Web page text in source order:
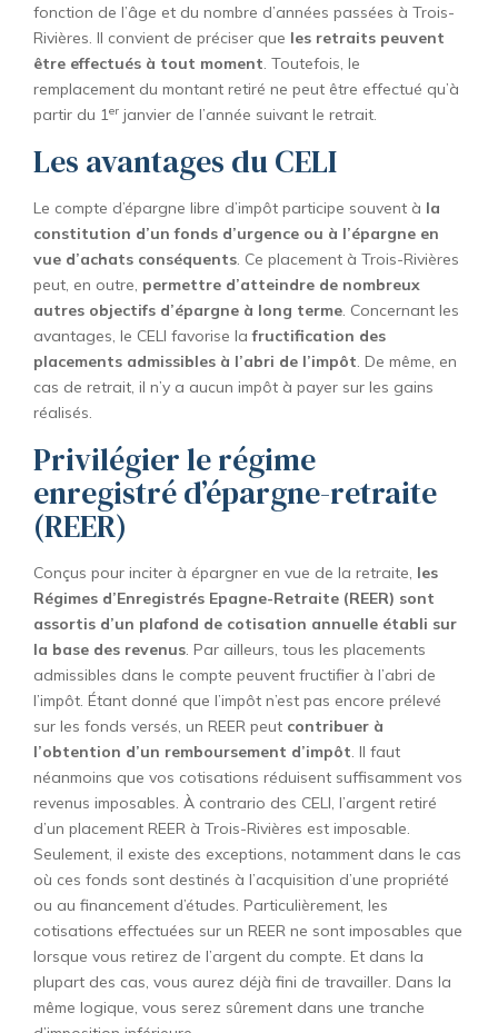
fonction de l’âge et du nombre d’années passées à Trois-
Rivières. Il convient de préciser que les retraits peuvent
être effectués à tout moment. Toutefois, le
remplacement du montant retiré ne peut être effectué qu’à
partir du 1er janvier de l’année suivant le retrait.
Les avantages du CELI
Le compte d’épargne libre d’impôt participe souvent à la
constitution d’un fonds d’urgence ou à l’épargne en
vue d’achats conséquents. Ce placement à Trois-Rivières
peut, en outre, permettre d’atteindre de nombreux
autres objectifs d’épargne à long terme. Concernant les
avantages, le CELI favorise lafructification des
placements admissibles à l’abri de l’impôt. De même, en
cas de retrait, il n’y a aucun impôt à payer sur les gains
réalisés.
Privilégier le régime
enregistré d’épargne-retraite
(REER)
Conçus pour inciter à épargner en vue de la retraite, les
Régimes d’Enregistrés Epagne-Retraite (REER) sont
assortis d’un plafond de cotisation annuelle établi sur
la base des revenus. Par ailleurs, tous les placements
admissibles dans le compte peuvent fructifier à l’abri de
l’impôt. Étant donné que l’impôt n’est pas encore prélevé
sur les fonds versés, un REER peut contribuer à
l’obtention d’un remboursement d’impôt. Il faut
néanmoins que vos cotisations réduisent suffisamment vos
revenus imposables. À contrario des CELI, l’argent retiré
d’un placement REER à Trois-Rivières est imposable.
Seulement, il existe des exceptions, notamment dans le cas
où ces fonds sont destinés à l’acquisition d’une propriété
ou au financement d’études. Particulièrement, les
cotisations effectuées sur un REER ne sont imposables que
lorsque vous retirez de l’argent du compte. Et dans la
plupart des cas, vous aurez déjà fini de travailler. Dans la
même logique, vous serez sûrement dans une tranche